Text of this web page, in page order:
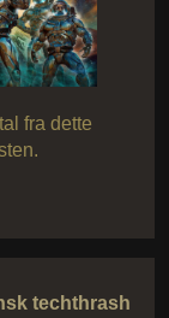
fra dette
techthrash